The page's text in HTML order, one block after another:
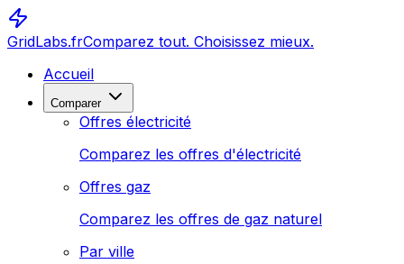
GridLabs.frComparez tout. Choisissez mieux.
Accueil
Comparer
Offres électricité
Comparez les offres d'électricité
Offres gaz
Comparez les offres de gaz naturel
Par ville